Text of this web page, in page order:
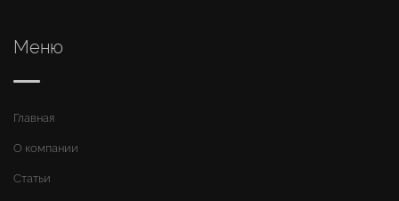
Меню
Главная
О компании
Статьи